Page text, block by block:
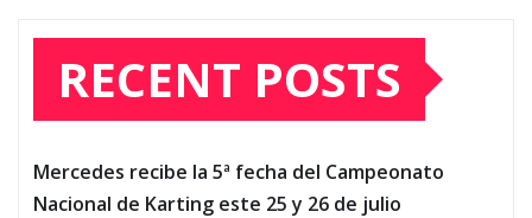
RECENT POSTS
Mercedes recibe la 5ª fecha del Campeonato
Nacional de Karting este 25 y 26 de julio